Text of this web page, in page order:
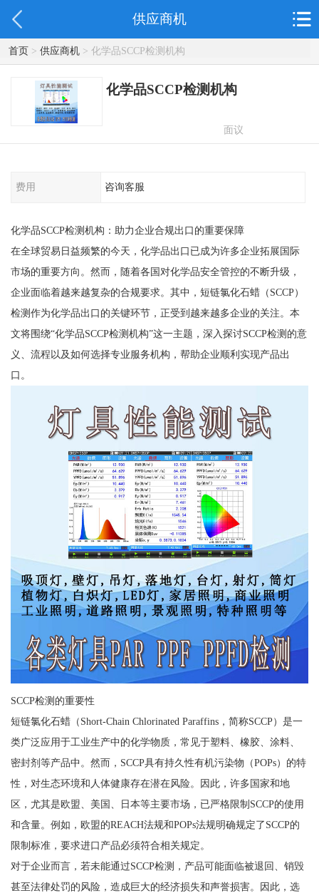
供应商机
首页> 供应商机> 化学品SCCP检测机构
化学品SCCP检测机构
面议
费用 咨询客服
化学品SCCP检测机构：助力企业合规出口的重要保障
在全球贸易日益频繁的今天，化学品出口已成为许多企业拓展国际
市场的重要方向。然而，随着各国对化学品安全管控的不断升级，
企业面临着越来越复杂的合规要求。其中，短链氯化石蜡（SCCP）
检测作为化学品出口的关键环节，正受到越来越多企业的关注。本
文将围绕“化学品SCCP检测机构”这一主题，深入探讨SCCP检测的意
义、流程以及如何选择专业服务机构，帮助企业顺利实现产品出
口。
SCCP检测的重要性
短链氯化石蜡（Short-Chain Chlorinated Paraffins，简称SCCP）是一
类广泛应用于工业生产中的化学物质，常见于塑料、橡胶、涂料、
密封剂等产品中。然而，SCCP具有持久性有机污染物（POPs）的特
性，对生态环境和人体健康存在潜在风险。因此，许多国家和地
区，尤其是欧盟、美国、日本等主要市场，已严格限制SCCP的使用
和含量。例如，欧盟的REACH法规和POPs法规明确规定了SCCP的
限制标准，要求进口产品必须符合相关规定。
对于企业而言，若未能通过SCCP检测，产品可能面临被退回、销毁
甚至法律处罚的风险，造成巨大的经济损失和声誉损害。因此，选